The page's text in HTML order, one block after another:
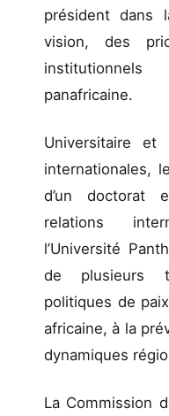
président
vision, des
panafricaine.
Universitaire et
internationales,
d’un doctorat
relations
l’Université
de plusieurs
politiques de
africaine, à la
dynamiques
La Commission